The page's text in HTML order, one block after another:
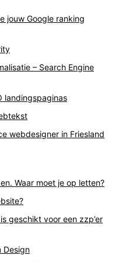
jouw Google ranking
– Search Engine
landingspaginas
webdesigner in Friesland
Waar moet je op letten?
geschikt voor een zzp’er
Design